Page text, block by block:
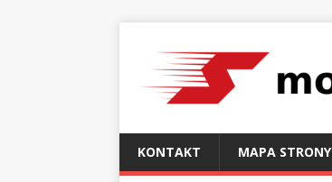
KONTAKT MAPA STRONY